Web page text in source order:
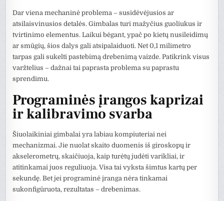
Dar viena mechaninė problema – susidėvėjusios ar
atsilaisvinusios detalės. Gimbalas turi mažyčius guoliukus ir
tvirtinimo elementus. Laikui bėgant, ypač po kietų nusileidimų
ar smūgių, šios dalys gali atsipalaiduoti. Net 0,1 milimetro
tarpas gali sukelti pastebimą drebenimą vaizde. Patikrink visus
varžtelius – dažnai tai paprasta problema su paprastu
sprendimu.
Programinės įrangos kaprizai
ir kalibravimo svarba
Šiuolaikiniai gimbalai yra labiau kompiuteriai nei
mechanizmai. Jie nuolat skaito duomenis iš giroskopų ir
akselerometrų, skaičiuoja, kaip turėtų judėti varikliai, ir
atitinkamai juos reguliuoja. Visa tai vyksta šimtus kartų per
sekundę. Bet jei programinė įranga nėra tinkamai
sukonfigūruota, rezultatas – drebenimas.